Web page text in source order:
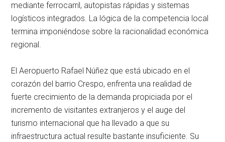
mediante ferrocarril, autopistas rápidas y sistemas
logísticos integrados. La lógica de la competencia local
termina imponiéndose sobre la racionalidad económica
regional.
El Aeropuerto Rafael Núñez que está ubicado en el
corazón del barrio Crespo, enfrenta una realidad de
fuerte crecimiento de la demanda propiciada por el
incremento de visitantes extranjeros y el auge del
turismo internacional que ha llevado a que su
infraestructura actual resulte bastante insuficiente. Su